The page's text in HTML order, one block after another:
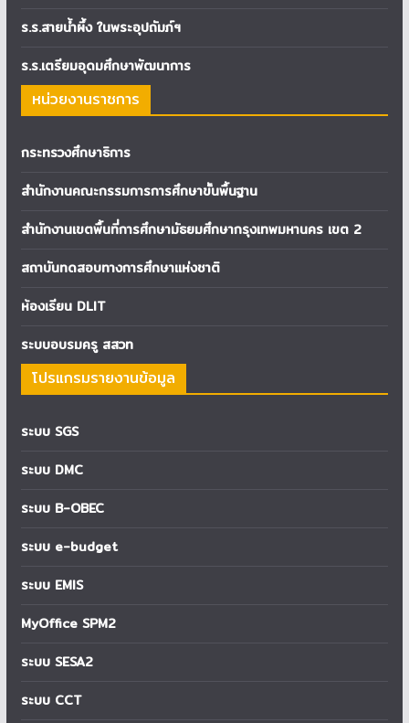
ร.ร.สายน้ำผึ้ง ในพระอุปถัมภ์ฯ
ร.ร.เตรียมอุดมศึกษาพัฒนาการ
หน่วยงานราชการ
กระทรวงศึกษาธิการ
สำนักงานคณะกรรมการการศึกษาขั้นพื้นฐาน
สำนักงานเขตพื้นที่การศึกษามัธยมศึกษากรุงเทพมหานคร เขต 2
สถาบันทดสอบทางการศึกษาแห่งชาติ
ห้องเรียน DLIT
ระบบอบรมครู สสวท
โปรแกรมรายงานข้อมูล
ระบบ SGS
ระบบ DMC
ระบบ B-OBEC
ระบบ e-budget
ระบบ EMIS
MyOffice SPM2
ระบบ SESA2
ระบบ CCT